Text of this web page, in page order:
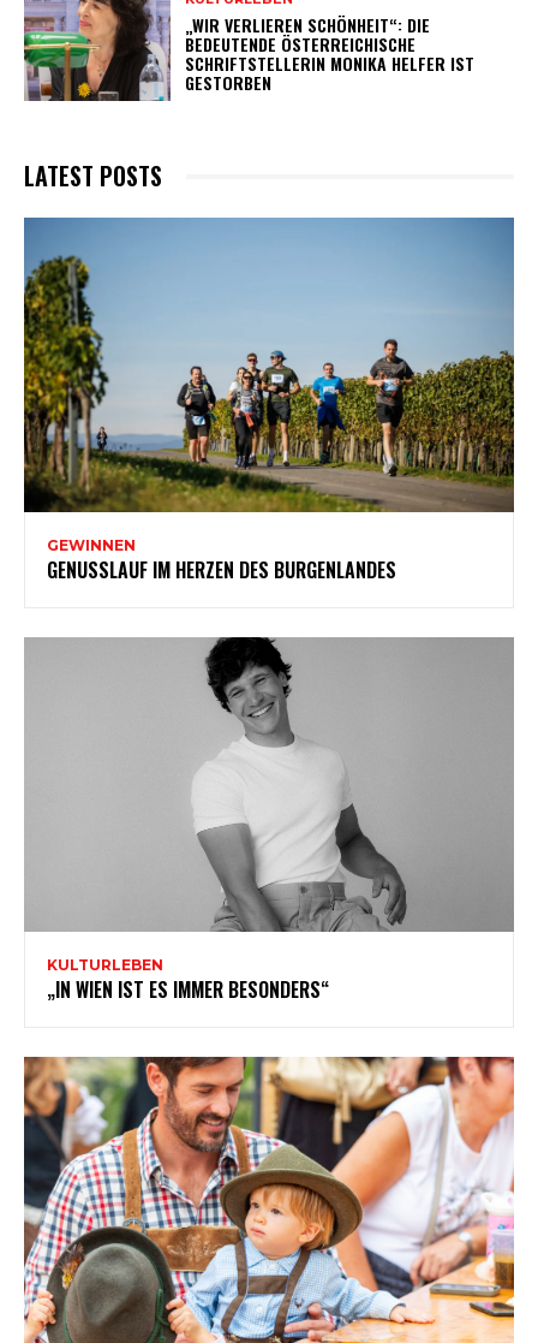
„WIR VERLIEREN SCHÖNHEIT“: DIE
BEDEUTENDE ÖSTERREICHISCHE
SCHRIFTSTELLERIN MONIKA HELFER IST
GESTORBEN
LATEST POSTS
GEWINNEN
GENUSSLAUF IM HERZEN DES BURGENLANDES
KULTURLEBEN
„IN WIEN IST ES IMMER BESONDERS“